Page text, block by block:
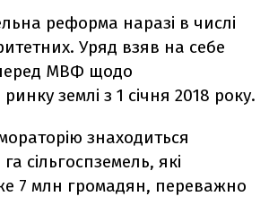
реформа наразі в числі
Уряд взяв на себе
МВФ щодо
землі з 1 січня 2018 року.
знаходиться
сільгоспземель, які
7 млн ​​громадян, переважно